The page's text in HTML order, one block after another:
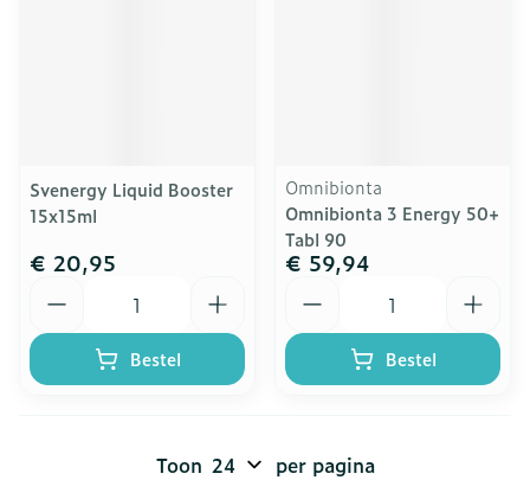
Svenergy Liquid Booster
15x15ml
€ 20,95
Bestel
Omnibionta
Omnibionta 3 Energy 50+
Tabl 90
€ 59,94
Bestel
Toon per pagina